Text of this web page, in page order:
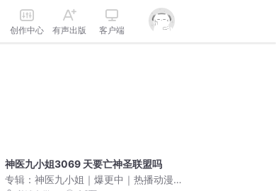
创作中心 有声出版 客户端
神医九小姐3069 天要亡神圣联盟吗
专辑：神医九小姐｜爆更中｜热播动漫